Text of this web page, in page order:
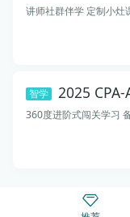
讲师社群伴学 定制小灶
智学 2025
360度进阶式闯关学习